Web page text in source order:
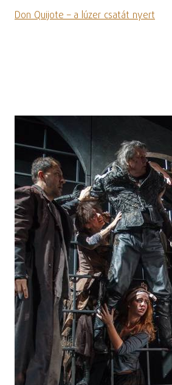
Don Quijote – a lúzer csatát nyert